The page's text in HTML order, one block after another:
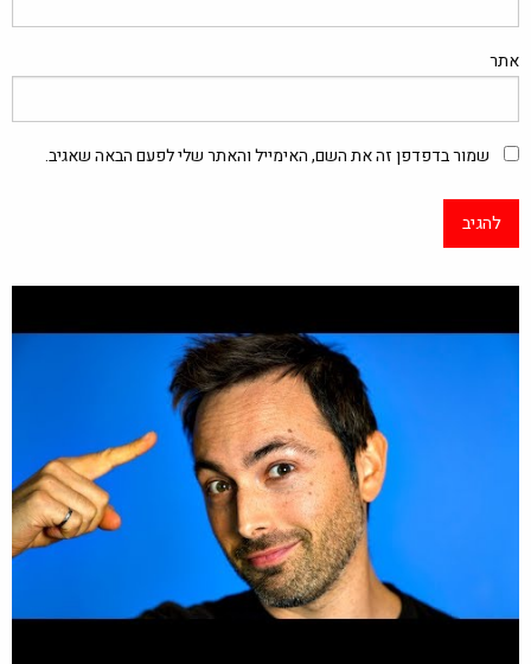
אתר
שמור בדפדפן זה את השם, האימייל והאתר שלי לפעם הבאה שאגיב.